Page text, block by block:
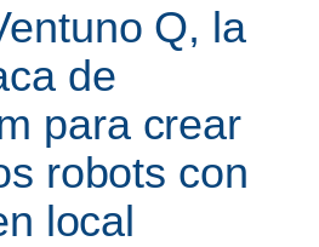
Q, la
de
para crear
robots con
local